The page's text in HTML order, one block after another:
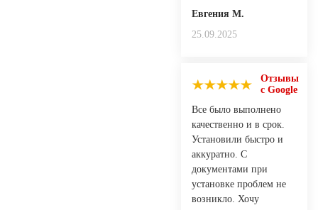
Евгения М.
25.09.2025
Отзывы
с Google
Все было выполнено
качественно и в срок.
Установили быстро и
аккуратно. С
документами при
установке проблем не
возникло. Хочу